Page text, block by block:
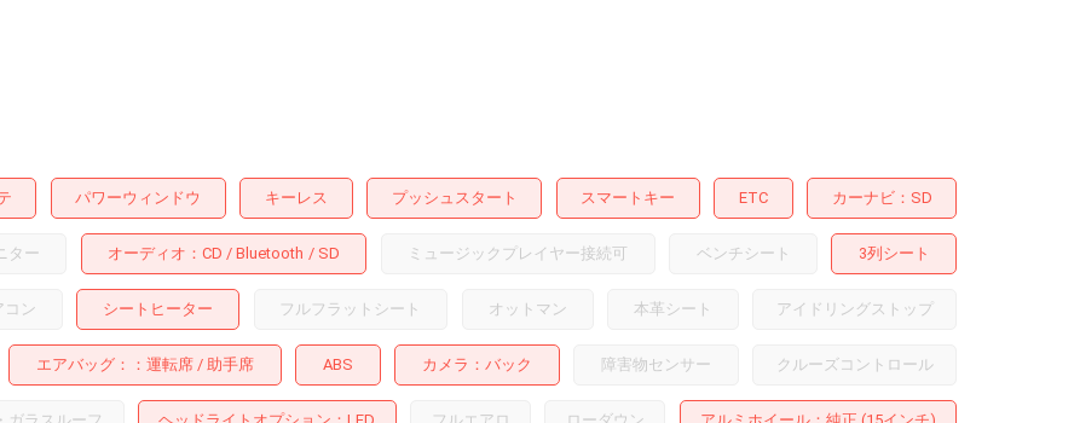
パワーウィンドウ キーレス プッシュスタート スマートキー ETC カーナビ SD
ター オーディオ CD Bluetooth SD ミュージックプレイヤー接続可 ベンチシート 3列シート
コン シートヒーター フルフラットシート オットマン 本革シート アイドリングストップ
エアバッグ： 運転席 助手席 ABS カメラ バック 障害物センサー クルーズコントロール